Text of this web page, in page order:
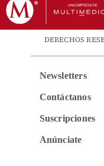
DERECHOS
Newsletters
Contáctanos
Suscripciones
Anúnciate